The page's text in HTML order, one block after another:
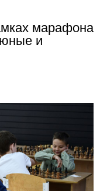
марафона
и